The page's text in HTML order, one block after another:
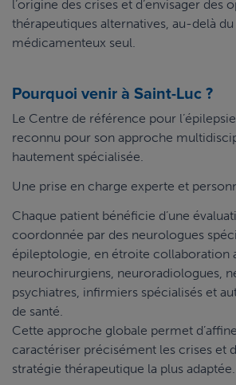
l’origine des crises et d’envisager des
thérapeutiques alternatives, au-delà
médicamenteux seul.
Pourquoi venir à Saint-Luc ?
Le Centre de référence pour
reconnu pour son approche
hautement spécialisée.
Une prise en charge experte et
Chaque patient bénéficie d’une
coordonnée par des neurologues
épileptologie, en étroite collaboration
neurochirurgiens, neuroradiologues,
psychiatres, infirmiers spécialisés et
de santé.
Cette approche globale permet
caractériser précisément les crises et
stratégie thérapeutique la plus adaptée.